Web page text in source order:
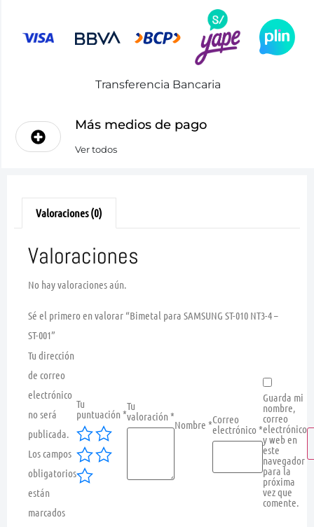
Transferencia Bancaria
Más medios de pago
Ver todos
Valoraciones (0)
Valoraciones
No hay valoraciones aún.
Sé el primero en valorar “Bimetal para SAMSUNG ST-010 NT3-4 –
ST-001”
Tu dirección
de correo
electrónico
no será
publicada.
Los campos
obligatorios
están
marcados
Tu
puntuación *
Tu
valoración *
Nombre *Correo
electrónico *
Guarda mi
nombre,
correo
electrónico
y web en
este
navegador
para la
próxima
vez que
comente.